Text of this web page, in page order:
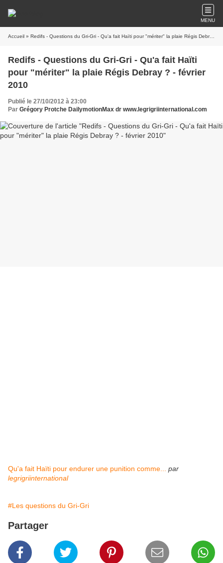
MENU
Accueil » Redifs - Questions du Gri-Gri - Qu'a fait Haïti pour "mériter" la plaie Régis Debray ? - février 2010
Redifs - Questions du Gri-Gri - Qu'a fait Haïti
pour "mériter" la plaie Régis Debray ? - février
2010
Publié le 27/10/2012 à 23:00
Par Grégory Protche DailymotionMax dr www.legrigriinternational.com
Qu'a fait Haïti pour endurer une punition comme...
par
legrigriinternational
#Les questions du Gri-Gri
Partager